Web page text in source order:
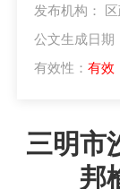
发布机构：
公文生成日期
有效性： 有效
三明市
邦